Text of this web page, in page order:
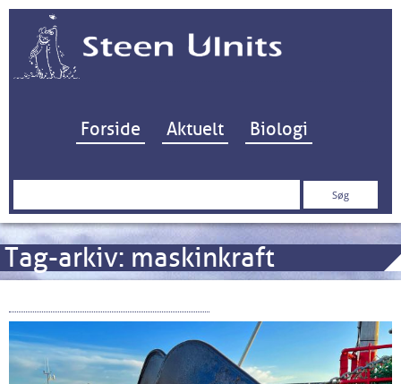
Hop til indhold
Forside Aktuelt Biologi
Søg
Tag-arkiv: maskinkraft